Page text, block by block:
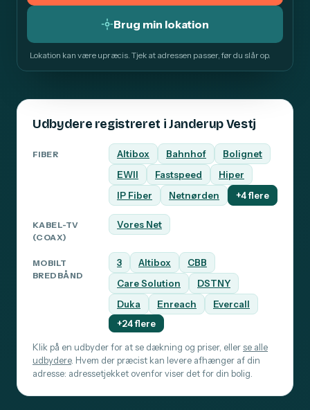
Brug min lokation
Lokation kan være upræcis. Tjek at adressen passer, før du slår op.
Udbydere registreret i Janderup Vestj
FIBER Altibox Bahnhof
Bolignet
EWII
Fastspeed
Hiper
IP Fiber
Netnørden +4 flere
KABEL-TV
(COAX)
Vores Net
MOBILT
BREDBÅND
3 Altibox
CBB
Care Solution
DSTNY
Duka
Enreach
Evercall
+24 flere
Klik på en udbyder for at se dækning og priser, eller se alle
udbydere. Hvem der præcist kan levere afhænger af din
adresse: adressetjekket ovenfor viser det for din bolig.